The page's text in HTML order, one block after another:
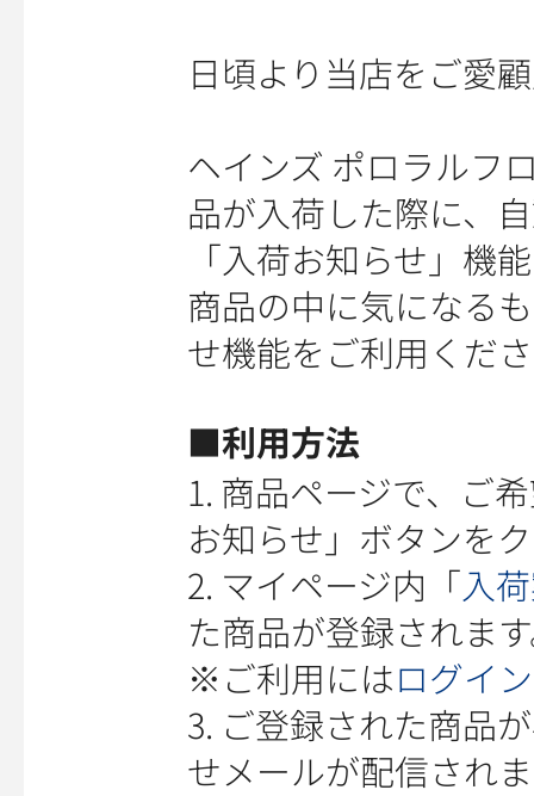
日頃より当店をご愛
ヘインズ ポロラルフ
品が入荷した際に、
「入荷お知らせ」機
商品の中に気になる
せ機能をご利用くだ
■利用方法
1. 商品ページで、ご
お知らせ」ボタンを
2. マイページ内「入
た商品が登録されま
※ご利用にはログイン
3. ご登録された商品
せメールが配信され